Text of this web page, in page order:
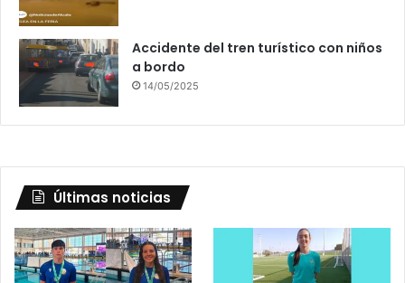
Accidente del tren turístico con niños
a bordo
14/05/2025
Últimas noticias